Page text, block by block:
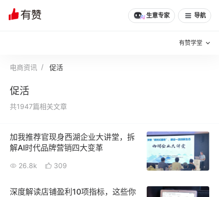
生意专家 导航
有赞学堂
私域日历
有赞成功案例 新零售最佳实践
面对面聊增长
有赞春季发布会 实干家直播间
电商资讯 促活
促活
共1947篇相关文章
加我推荐官现身西湖企业大讲堂，拆
解AI时代品牌营销四大变革
26.8k 309
深度解读店铺盈利10项指标，这些你